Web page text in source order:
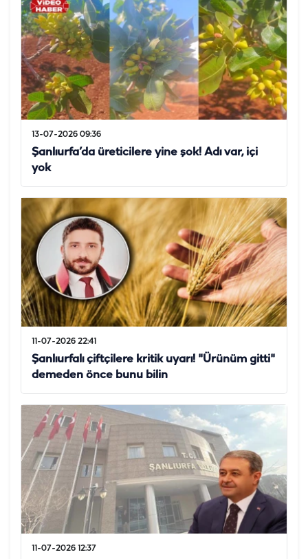
13-07-2026 09:36
Şanlıurfa’da üreticilere yine şok! Adı var, içi
yok
11-07-2026 22:41
Şanlıurfalı çiftçilere kritik uyarı! "Ürünüm gitti"
demeden önce bunu bilin
11-07-2026 12:37